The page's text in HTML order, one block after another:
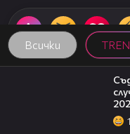
Всички
47:02
1